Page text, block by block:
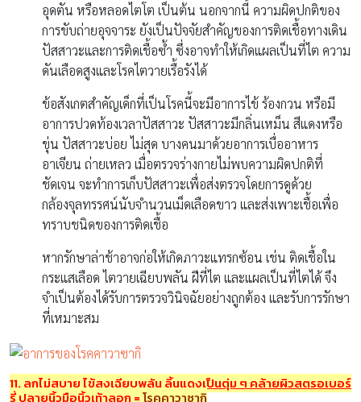
อุดตัน หรือหลอดไตโต เป็นต้น นอกจากนี้ ความผิดปกติของ
การขับถ่ายอุจจาระ ยังเป็นปัจจัยสำคัญของการติดเชื้อทางเดิน
ปัสสาวะและการติดเชื้อซ้ำ ซึ่งอาจทำให้เกิดแผลเป็นที่ไต ความ
ดันเลือดสูงและโรคไตวายเรื้อรังได้
ข้อสังเกตสำคัญเด็กที่เป็นโรคนี้จะมีอาการไข้ ร้องกวน หรือมี
อาการปวดท้องเวลาปัสสาวะ ปัสสาวะมีกลิ่นเหม็น สีแดงหรือ
ขุ่น ปัสสาวะบ่อย ไม่สุด บางคนมาด้วยอาการเบื่ออาหาร
อาเจียน ถ่ายเหลว เมื่อตรวจร่างกายไม่พบความผิดปกติที่
ชัดเจน จะทำการเก็บปัสสาวะเพื่อส่งตรวจโดยการดูด้วย
กล้องจุลทรรศน์นับจำนวนเม็ดเลือดขาว และส่งเพาะเชื้อเพื่อ
ทราบชนิดของการติดเชื้อ
หากรักษาล่าช้าอาจก่อให้เกิดภาวะแทรกซ้อน เช่น ติดเชื้อใน
กระแสเลือด ไตวายเฉียบพลัน ฝีที่ไต และแผลเป็นที่ไตได้ จึง
จำเป็นต้องได้รับการตรวจวินิจฉัยอย่างถูกต้อง และรับการรักษา
ที่เหมาะสม
11. ลูกไม่สบาย ไข้สูงเฉียบพลัน ลิ้นแดงเป็นตุ่ม ๆ คล้ายผิวสตรอเบอร์
รี่ปลายนิ้วมือนิ้วเท้าลอก =โรคคาวาซากิ